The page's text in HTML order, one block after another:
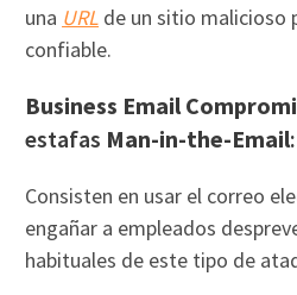
una URL de un sitio malicioso
confiable.
Business Email
estafas Man-in-the-Email:
Consisten en usar el correo
engañar a empleados
habituales de este tipo de